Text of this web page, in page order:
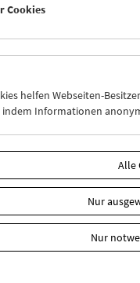
Cookies
helfen Webseiten-
indem Informationen
Alle
Nur
Nur